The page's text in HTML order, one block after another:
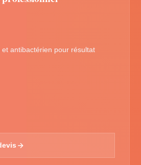
antibactérien pour résultat